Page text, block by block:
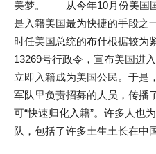
美梦。 从今年10月份美国
是入籍美国最为快捷的手段之
时任美国总统的布什根据较为
13269号行政令，宣布美国进
立即入籍成为美国公民。于是
军队里负责招募的人员，传播
可“快速归化入籍”。许多人也
队，包括了许多土生土长在